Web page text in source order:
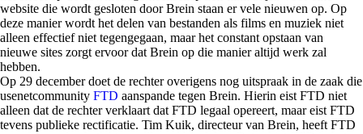
website die wordt gesloten door Brein staan er vele nieuwen op. Op
deze manier wordt het delen van bestanden als films en muziek niet
alleen effectief niet tegengegaan, maar het constant opstaan van
nieuwe sites zorgt ervoor dat Brein op die manier altijd werk zal
hebben.
Op 29 december doet de rechter overigens nog uitspraak in de zaak die
usenetcommunity FTD aanspande tegen Brein. Hierin eist FTD niet
alleen dat de rechter verklaart dat FTD legaal opereert, maar eist FTD
tevens publieke rectificatie. Tim Kuik, directeur van Brein, heeft FTD